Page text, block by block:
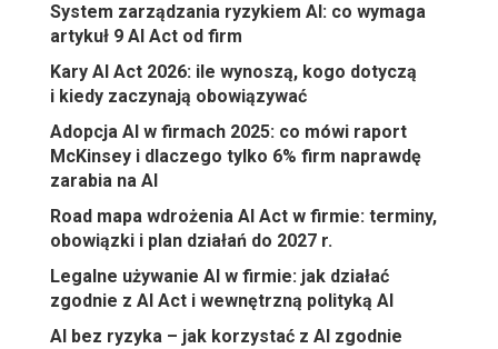
System zarządzania ryzykiem AI: co wymaga
artykuł 9 AI Act od firm
Kary AI Act 2026: ile wynoszą, kogo dotyczą
i kiedy zaczynają obowiązywać
Adopcja AI w firmach 2025: co mówi raport
McKinsey i dlaczego tylko 6% firm naprawdę
zarabia na AI
Road mapa wdrożenia AI Act w firmie: terminy,
obowiązki i plan działań do 2027 r.
Legalne używanie AI w firmie: jak działać
zgodnie z AI Act i wewnętrzną polityką AI
AI bez ryzyka – jak korzystać z AI zgodnie